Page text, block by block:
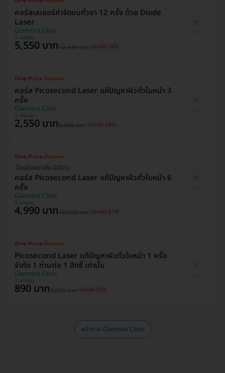
คอร์สเลเซอร์กำจัดขนทั่วขา 12 ครั้ง ด้วย Diode
Laser
Glamora Clinic
บางเขน
5,550 บาท12,440 บาท ประหยัด 54%
คอร์ส Picosecond Laser แก้ปัญหาผิวทั่วใบหน้า 3
ครั้ง
Glamora Clinic
บางเขน
2,550 บาท5,600 บาท ประหยัด 54%
โอนจ่ายลดเพิ่ม 200 บ.
คอร์ส Picosecond Laser แก้ปัญหาผิวทั่วใบหน้า 6
ครั้ง
Glamora Clinic
บางเขน
4,990 บาท10,600 บาท ประหยัด 51%
Picosecond Laser แก้ปัญหาผิวทั่วใบหน้า 1 ครั้ง
จำกัด 1 ท่านต่อ 1 สิทธิ์ เท่านั้น
Glamora Clinic
บางเขน
890 บาท2,000 บาท ประหยัด 56%
หน้ารวม Glamora Clinic